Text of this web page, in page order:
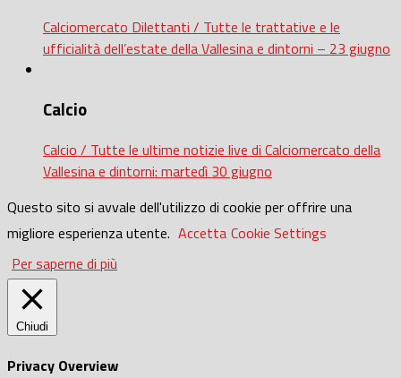
Calciomercato Dilettanti / Tutte le trattative e le
ufficialità dell’estate della Vallesina e dintorni – 23 giugno
Calcio
Calcio / Tutte le ultime notizie live di Calciomercato della
Vallesina e dintorni: martedì 30 giugno
Questo sito si avvale dell'utilizzo di cookie per offrire una
migliore esperienza utente. Accetta Cookie Settings
Per saperne di più
Chiudi
Privacy Overview